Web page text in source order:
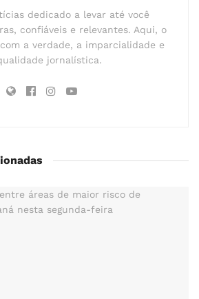
dedicado a levar até você
confiáveis e relevantes. Aqui, o
a verdade, a imparcialidade e
jornalística.